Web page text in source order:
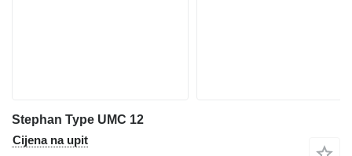
Stephan Type UMC 12
Cijena na upit